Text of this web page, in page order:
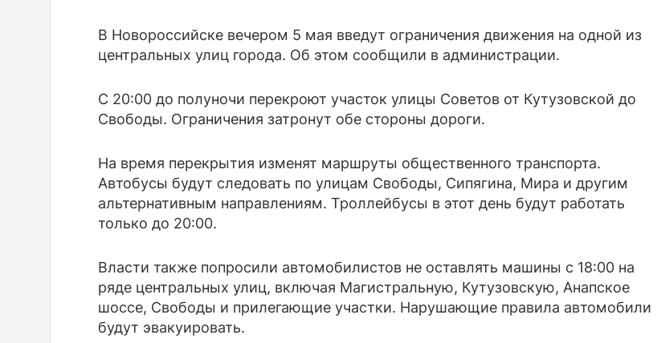
В Новороссийске вечером 5 мая введут ограничения движения на одной из
центральных улиц города. Об этом сообщили в администрации.
С 20:00 до полуночи перекроют участок улицы Советов от Кутузовской до
Свободы. Ограничения затронут обе стороны дороги.
На время перекрытия изменят маршруты общественного транспорта.
Автобусы будут следовать по улицам Свободы, Сипягина, Мира и другим
альтернативным направлениям. Троллейбусы в этот день будут работать
только до 20:00.
Власти также попросили автомобилистов не оставлять машины с 18:00 на
ряде центральных улиц, включая Магистральную, Кутузовскую, Анапское
шоссе, Свободы и прилегающие участки. Нарушающие правила автомобили
будут эвакуировать.